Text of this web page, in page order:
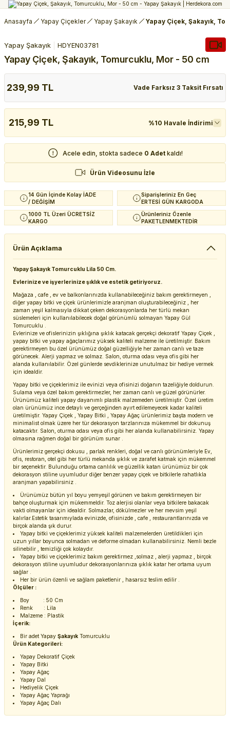
Anasayfa Yapay Çiçekler Yapay Şakayık Yapay Çiçek, Şakayık,
Yapay Şakayık HDYEN03781
Yapay Çiçek, Şakayık, Tomurcuklu, Mor - 50 cm
239,99 TL Vade Farksız 3 Taksit Fırsatı
215,99 TL %10 Havale İndirimi
Acele edin, stokta sadece 0 Adet kaldı!
Ürün Videosunu İzle
14 Gün İçinde Kolay İADE
/ DEĞİŞİM
Siparişleriniz En Geç
ERTESİ GÜN KARGODA
1000 TL Üzeri ÜCRETSİZ
KARGO
Ürünleriniz Özenle
PAKETLENMEKTEDİR
Ürün Açıklama
YapayŞakayık Tomurcuklu Lila 50 Cm.
Evlerinize ve işyerlerinize şıklık ve estetik getiriyoruz.
Mağaza , cafe , ev ve balkonlarınızda kullanabileceğiniz bakım gerektirmeyen ,
diğer yapay bitki ve çiçek ürünlerimizle aranjman oluşturabileceğiniz , her
zaman yeşil kalmasıyla dikkat çeken dekorasyonlarda her türlü mekan
süslemeleri için kullanılabilecek doğal görünümlü solmayan Yapay Gül
Tomurcuklu .
Evlerinize ve ofislerinizin şıklığına şıklık katacak gerçekçi dekoratif Yapay Çiçek ,
yapay bitki ve yapay ağaçlarımız yüksek kaliteli malzeme ile üretilmiştir. Bakım
gerektirmeyen bu özel ürünümüz doğal güzelliğiyle her zaman canlı ve taze
görünecek. Alerji yapmaz ve solmaz. Salon, oturma odası veya ofis gibi her
alanda kullanılabilir. Özel günlerde sevdiklerinize unutulmaz bir hediye vermek
için idealdir.
Yapay bitki ve çiçeklerimiz ile evinizi veya ofisinizi doğanın tazeliğiyle doldurun.
Sulama veya özel bakım gerektirmezler, her zaman canlı ve güzel görünürler.
Ürünümüz kaliteli yapay dayanımlı plastik malzemeden üretilmiştir. Özel üretim
olan ürünümüz ince detaylı ve gerçeğinden ayırt edilemeyecek kadar kaliteli
üretilmiştir. Yapay Çiçek , Yapay Bitki , Yapay Ağaç ürünlerimiz başta modern ve
minimalist olmak üzere her tür dekorasyon tarzlarınıza mükemmel bir dokunuş
katacaktır. Salon, oturma odası veya ofis gibi her alanda kullanabilirsiniz. Yapay
olmasına rağmen doğal bir görünüm sunar .
Ürünlerimiz gerçekçi dokusu , parlak renkleri, doğal ve canlı görünümleriyle Ev,
ofis, restoran, otel gibi her türlü mekanda şıklık ve zarafet katmak için mükemmel
bir seçenektir. Bulunduğu ortama canlılık ve güzellik katan ürünümüz bir çok
dekorasyon stiline uyumludur diğer benzer yapay çiçek ve bitkilerle rahatlıkla
aranjman yapabilirsiniz .
Ürünümüz bütün yıl boyu yemyeşil görünen ve bakım gerektirmeyen bir
bahçe oluşturmak için mükemmeldir. Toz alerjisi olanlar veya bitkilere bakacak
vakti olmayanlar için idealdir. Solmazlar, dökülmezler ve her mevsim yeşil
kalırlar.Estetik tasarımıylada evinizde, ofisinizde , cafe , restaurantlarınızda ve
birçok alanda şık durur.
Yapay bitki ve çiçeklerimiz yüksek kaliteli malzemelerden üretildikleri için
uzun yıllar boyunca solmadan ve deforme olmadan kullanabilirsiniz. Nemli bezle
silinebilir , temizliği çok kolaydır.
Yapay bitki ve çiçeklerimiz bakım gerektirmez ,solmaz , alerji yapmaz , birçok
dekorasyon stiline uyumludur dekorasyonlarınıza şıklık katar her ortama uyum
sağlar .
Her bir ürün özenli ve sağlam paketlenir , hasarsız teslim edilir .
Ölçüler :
Boy : 50 Cm
Renk : Lila
Malzeme : Plastik
İçerik:
Bir adet YapayŞakayık Tomurcuklu
Ürün Kategorileri:
Yapay Dekoratif Çiçek
Yapay Bitki
Yapay Ağaç
Yapay Dal
Hediyelik Çiçek
Yapay Ağaç Yaprağı
Yapay Ağaç Dalı